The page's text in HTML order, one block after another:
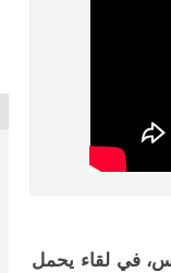
في لقاء يحمل